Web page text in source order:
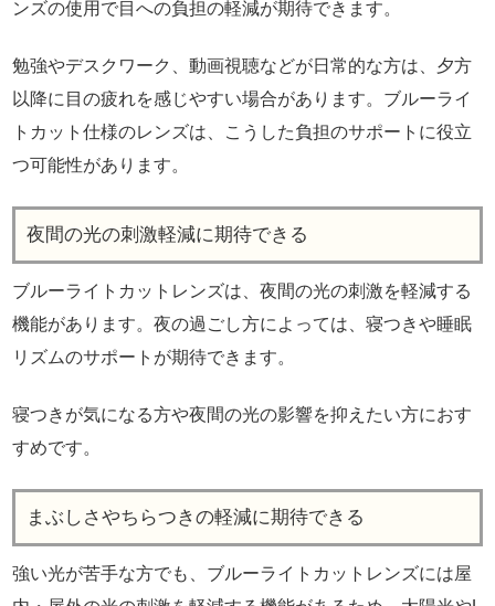
ンズの使用で目への負担の軽減が期待できます。
勉強やデスクワーク、動画視聴などが日常的な方は、夕方
以降に目の疲れを感じやすい場合があります。ブルーライ
トカット仕様のレンズは、こうした負担のサポートに役立
つ可能性があります。
夜間の光の刺激軽減に期待できる
ブルーライトカットレンズは、夜間の光の刺激を軽減する
機能があります。夜の過ごし方によっては、寝つきや睡眠
リズムのサポートが期待できます。
寝つきが気になる方や夜間の光の影響を抑えたい方におす
すめです。
まぶしさやちらつきの軽減に期待できる
強い光が苦手な方でも、ブルーライトカットレンズには屋